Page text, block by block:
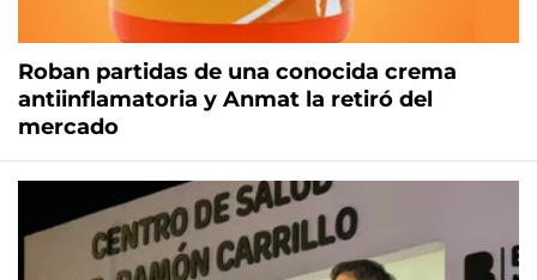
Roban partidas de una conocida crema
antiinflamatoria y Anmat la retiró del
mercado